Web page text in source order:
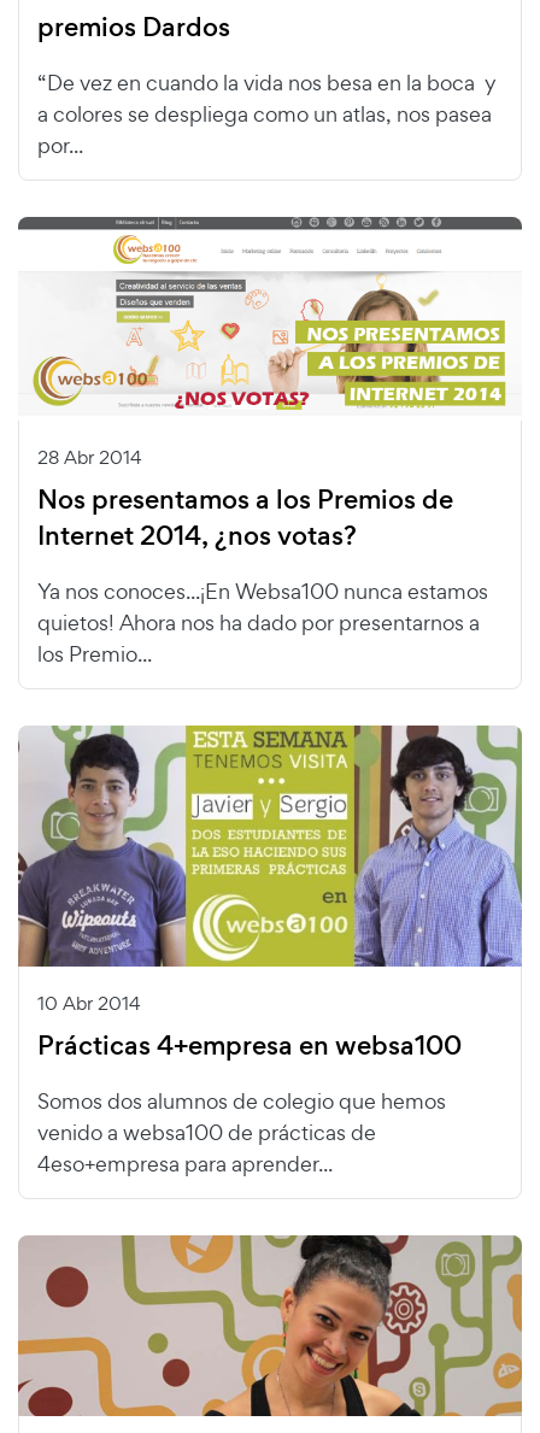
premios Dardos
“De vez en cuando la vida nos besa en la boca y
a colores se despliega como un atlas, nos pasea
por...
28 Abr 2014
Nos presentamos a los Premios de
Internet 2014, ¿nos votas?
Ya nos conoces...¡En Websa100 nunca estamos
quietos! Ahora nos ha dado por presentarnos a
los Premio...
10 Abr 2014
Prácticas 4+empresa en websa100
Somos dos alumnos de colegio que hemos
venido a websa100 de prácticas de
4eso+empresa para aprender...